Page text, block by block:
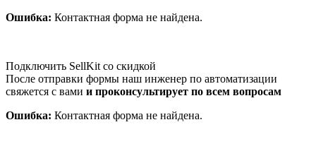
Ошибка: Контактная форма не найдена.
Подключить SellKit со скидкой
После отправки формы наш инженер по автоматизации
свяжется с вами и проконсультирует по всем вопросам
Ошибка: Контактная форма не найдена.